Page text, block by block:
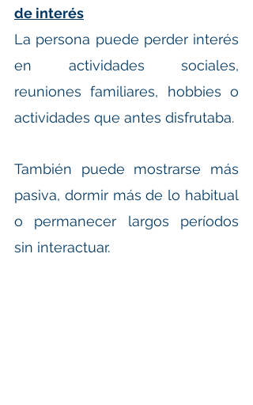
de interés
La persona puede perder interés
en actividades sociales,
reuniones familiares, hobbies o
actividades que antes disfrutaba.
También puede mostrarse más
pasiva, dormir más de lo habitual
o permanecer largos períodos
sin interactuar.